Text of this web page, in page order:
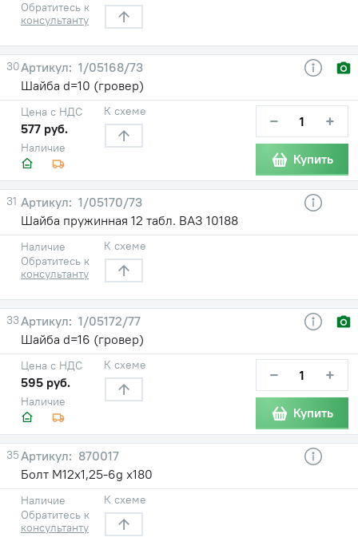
Обратитесь к
консультанту
30
1/05168/73
Шайба d=10 (гровер)
Наличие
Цена с НДС
577 руб.
К схеме − +
Купить
31
1/05170/73
Шайба пружинная 12 табл. ВАЗ 10188
Наличие
Обратитесь к
консультанту
К схеме
33
1/05172/77
Шайба d=16 (гровер)
Наличие
Цена с НДС
595 руб.
К схеме − +
Купить
35
870017
Болт М12х1,25-6g х180
Наличие
Обратитесь к
консультанту
К схеме